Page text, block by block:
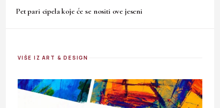
Pet pari cipela koje će se nositi ove jeseni
VIŠE IZ ART & DESIGN